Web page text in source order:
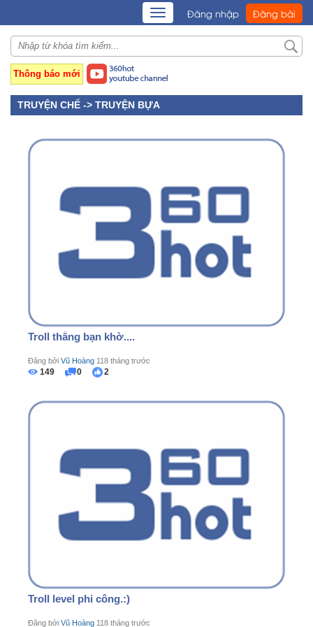
TOGGLE
NAVIGATION
Đăng nhập Đăng bài
Thông báo mới
TRUYỆN CHẾ -> TRUYỆN BỰA
Troll thằng bạn khờ....
Đăng bởi Vũ Hoàng 118 tháng trước
149 0 2
Troll level phi công.:)
Đăng bởi Vũ Hoàng 118 tháng trước